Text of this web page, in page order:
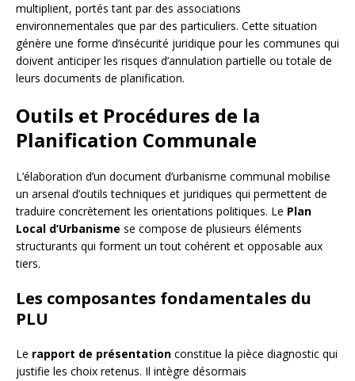
multiplient, portés tant par des associations
environnementales que par des particuliers. Cette situation
génère une forme d’insécurité juridique pour les communes qui
doivent anticiper les risques d’annulation partielle ou totale de
leurs documents de planification.
Outils et Procédures de la
Planification Communale
L’élaboration d’un document d’urbanisme communal mobilise
un arsenal d’outils techniques et juridiques qui permettent de
traduire concrètement les orientations politiques. Le Plan
Local d’Urbanisme se compose de plusieurs éléments
structurants qui forment un tout cohérent et opposable aux
tiers.
Les composantes fondamentales du
PLU
Le rapport de présentation constitue la pièce diagnostic qui
justifie les choix retenus. Il intègre désormais